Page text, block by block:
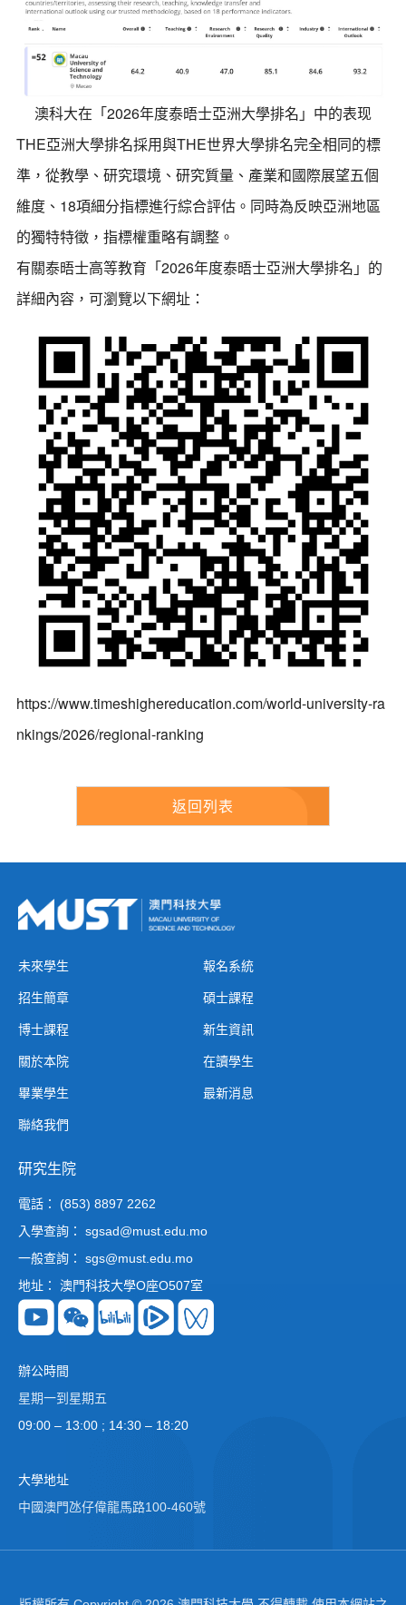
澳科大在「2026年度泰晤士亞洲大學排名」中的表现
THE亞洲大學排名採用與THE世界大學排名完全相同的標
準，從教學、研究環境、研究質量、產業和國際展望五個
維度、18項細分指標進行綜合評估。同時為反映亞洲地區
的獨特特徵，指標權重略有調整。
有關泰晤士高等教育「2026年度泰晤士亞洲大學排名」的
詳細內容，可瀏覽以下網址：
https://www.timeshighereducation.com/world-university-ra
nkings/2026/regional-ranking
返回列表
未來學生 報名系統
招生簡章 碩士課程
博士課程 新生資訊
關於本院 在讀學生
畢業學生 最新消息
聯絡我們
研究生院
電話： (853) 8897 2262
入學查詢： sgsad@must.edu.mo
一般查詢： sgs@must.edu.mo
地址： 澳門科技大學O座O507室
辦公時間
星期一到星期五
09:00 – 13:00 ; 14:30 – 18:20
大學地址
中國澳門氹仔偉龍馬路100-460號